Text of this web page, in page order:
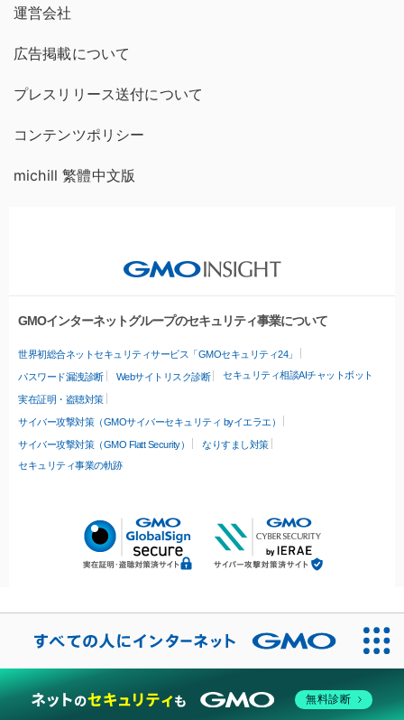
運営会社
広告掲載について
プレスリリース送付について
コンテンツポリシー
michill 繁體中文版
GMOインターネットグループのセキュリティ事業について
世界初総合ネットセキュリティサービス「GMOセキュリティ24」
パスワード漏洩診断 Webサイトリスク診断 セキュリティ相談AIチャットボット
実在証明・盗聴対策
サイバー攻撃対策（GMOサイバーセキュリティ byイエラエ）
サイバー攻撃対策（GMO Flatt Security）
なりすまし対策
セキュリティ事業の軌跡
無料診断